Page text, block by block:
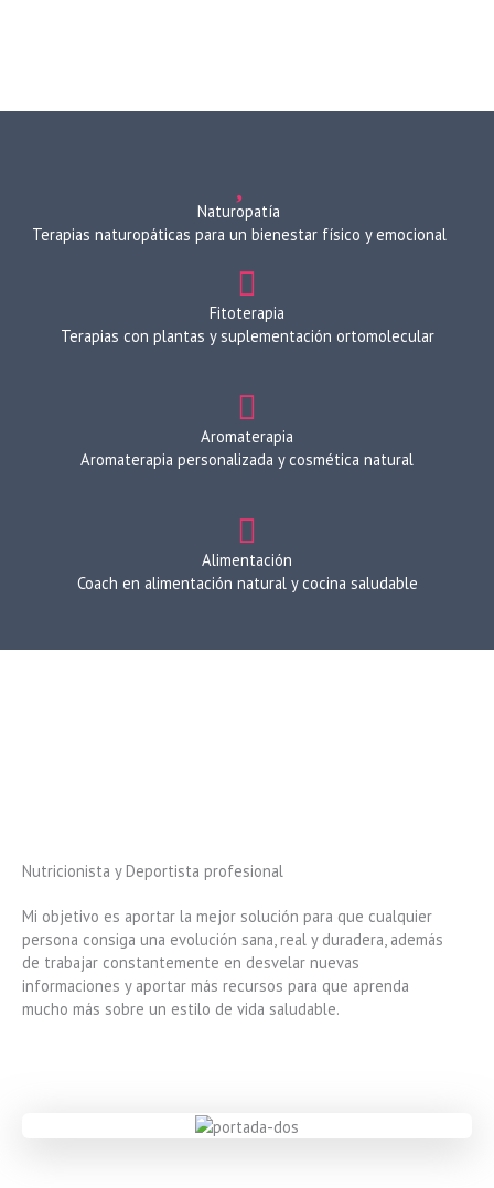
Naturopatía
Terapias naturopáticas para un bienestar físico y emocional
Fitoterapia
Terapias con plantas y suplementación ortomolecular
Aromaterapia
Aromaterapia personalizada y cosmética natural
Alimentación
Coach en alimentación natural y cocina saludable
Nutricionista y Deportista profesional
Mi objetivo es aportar la mejor solución para que cualquier
persona consiga una evolución sana, real y duradera, además
de trabajar constantemente en desvelar nuevas
informaciones y aportar más recursos para que aprenda
mucho más sobre un estilo de vida saludable.